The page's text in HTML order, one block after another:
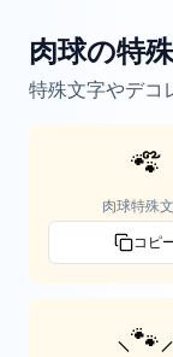
肉球の特
特殊文字やデコ
🐾໊
肉球特殊
コピ
⸜🐾⸝